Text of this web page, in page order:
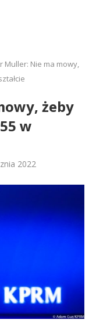
Muller: Nie ma mowy,
żeby
w
2022